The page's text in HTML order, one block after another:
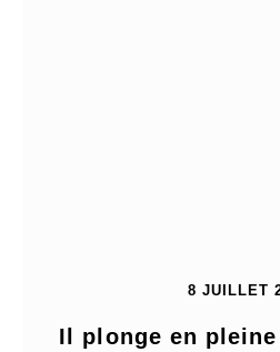
8 JUILLET
Il plonge en